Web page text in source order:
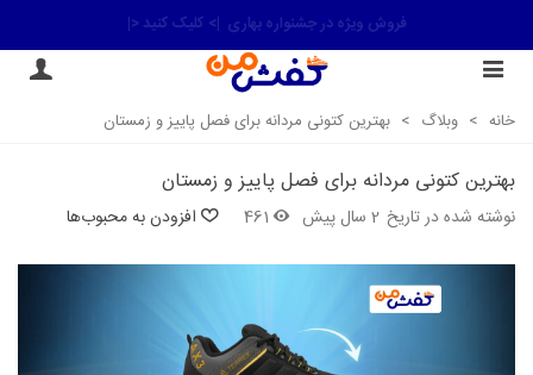
|> کلیک کنید <|ارسال رایگان سفارش های بالای 2 میلیون تومان
خانه > وبلاگ > بهترین کتونی مردانه برای فصل پاییز و زمستان
بهترین کتونی مردانه برای فصل پاییز و زمستان
نوشته شده در تاریخ 2 سال پیش 461 افزودن به محبوب‌ها